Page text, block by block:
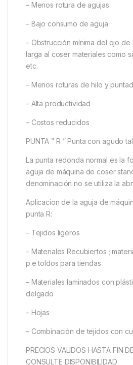
– Menos rotura de agujas
– Bajo consumo de aguja
– Obstrucción mínima del ojo de
larga al coser materiales como
etc.
– Menos roturas de hilo y
– Alta productividad
– Costos reducidos
PUNTA ” R ” Punta con agudo
La punta redonda normal es la
aguja de máquina de coser
denominación no se utiliza la
Aplicacion de la aguja de
punta R:
– Tejidos ligeros
– Materiales Recubiertos ;
p.e toldos para tiendas
– Materiales laminados con
delgado
– Hojas
– Combinación de tejidos con
PRECIOS VALIDOS HASTA FIN
CONSULTE DISPONIBILIDAD